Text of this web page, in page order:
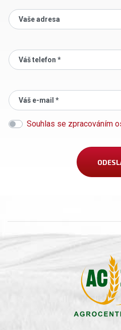
Vaše adresa
Váš telefon *
Váš e-mail *
Souhlas se zpracováním